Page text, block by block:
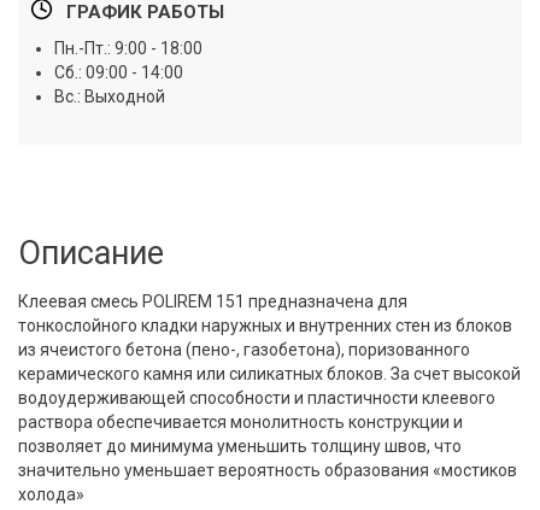
ГРАФИК РАБОТЫ
Пн.-Пт.: 9:00 - 18:00
Сб.: 09:00 - 14:00
Вс.: Выходной
Описание
Клеевая смесь POLIREM 151 предназначена для
тонкослойного кладки наружных и внутренних стен из блоков
из ячеистого бетона (пено-, газобетона), поризованного
керамического камня или силикатных блоков. За счет высокой
водоудерживающей способности и пластичности клеевого
раствора обеспечивается монолитность конструкции и
позволяет до минимума уменьшить толщину швов, что
значительно уменьшает вероятность образования «мостиков
холода»